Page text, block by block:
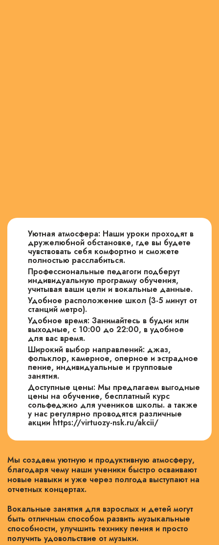
Уютная атмосфера: Наши уроки проходят в
дружелюбной обстановке, где вы будете
чувствовать себя комфортно и сможете
полностью расслабиться.
Профессиональные педагоги подберут
индивидуальную программу обучения,
учитывая ваши цели и вокальные данные.
Удобное расположение школ (3-5 минут от
станций метро).
Удобное время: Занимайтесь в будни или
выходные, с 10:00 до 22:00, в удобное
для вас время.
Широкий выбор направлений: джаз,
фольклор, камерное, оперное и эстрадное
пение, индивидуальные и групповые
занятия.
Доступные цены: Мы предлагаем выгодные
цены на обучение, бесплатный курс
сольфеджио для учеников школы. а также
у нас регулярно проводятся различные
акции https://virtuozy-nsk.ru/akcii/
Мы создаем уютную и продуктивную атмосферу,
благодаря чему наши ученики быстро осваивают
новые навыки и уже через полгода выступают на
отчетных концертах.
Вокальные занятия для взрослых и детей могут
быть отличным способом развить музыкальные
способности, улучшить технику пения и просто
получить удовольствие от музыки.